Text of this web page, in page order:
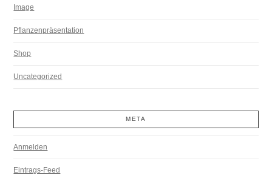
Image
Pflanzenpräsentation
Shop
Uncategorized
META
Anmelden
Eintrags-Feed